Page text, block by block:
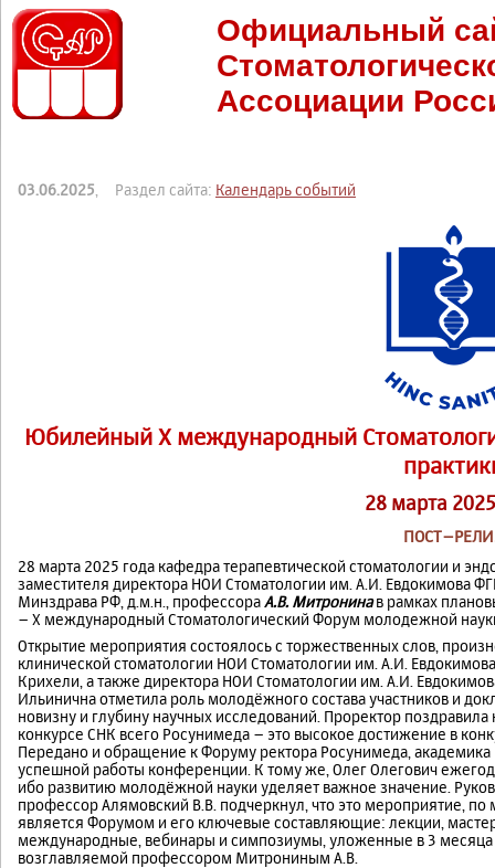
Официальный
Ассоциации
03.06.2025 , Раздел сайта: Календарь событий
Юбилейный Х международный
28 марта
28 марта 2025 года кафедра терапевтической стоматологии и
заместителя директора НОИ Стоматологии им. А.И. Евдокимова
Минздрава РФ, д.м.н., профессораА.В. Митронинав рамках
– X международный Стоматологический Форум молодежной
Открытие мероприятия состоялось с торжественных слов,
клинической стоматологии НОИ Стоматологии им. А.И.
Крихели, а также директора НОИ Стоматологии им. А.И.
Ильинична отметила роль молодёжного состава участников и
новизну и глубину научных исследований. Проректор
конкурсе СНК всего Росунимеда – это высокое достижение в
Передано и обращение к Форуму ректора Росунимеда,
успешной работы конференции. К тому же, Олег Олегович
ибо развитию молодёжной науки уделяет важное значение.
профессор Алямовский В.В. подчеркнул, что это мероприятие,
является Форумом и его ключевые составляющие: лекции,
международные, вебинары и симпозиумы, уложенные в 3 месяца
возглавляемой профессором Митрониным А.В.